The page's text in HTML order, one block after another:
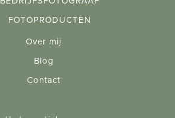
FOTOPRODUCTEN
Over mij
Blog
Contact